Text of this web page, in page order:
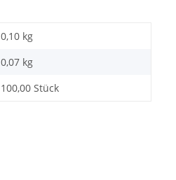
0,10 kg
0,07 kg
100,00 Stück